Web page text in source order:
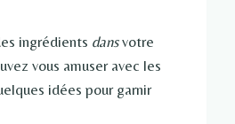
ingrédients dansvotre
vous amuser avec les
idées pour garnir